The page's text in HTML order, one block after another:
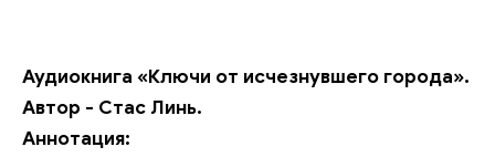
Аудиокнига «Ключи от исчезнувшего города».
Автор - Стас Линь.
Аннотация: